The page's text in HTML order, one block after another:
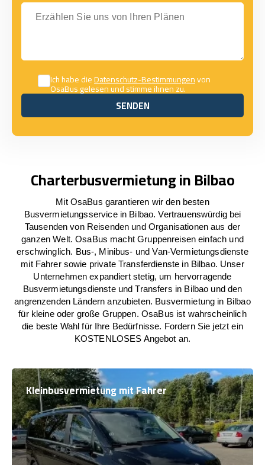
Erzählen Sie uns von Ihren Plänen
Ich habe dieDatenschutz-Bestimmungenvon
OsaBus gelesen und stimme ihnen zu.
SENDEN
SENDEN
Charterbusvermietung in Bilbao
Mit OsaBus garantieren wir den besten
Busvermietungsservice in Bilbao. Vertrauenswürdig bei
Tausenden von Reisenden und Organisationen aus der
ganzen Welt. OsaBus macht Gruppenreisen einfach und
erschwinglich. Bus-, Minibus- und Van-Vermietungsdienste
mit Fahrer sowie private Transferdienste in Bilbao. Unser
Unternehmen expandiert stetig, um hervorragende
Busvermietungsdienste und Transfers in Bilbao und den
angrenzenden Ländern anzubieten. Busvermietung in Bilbao
für kleine oder große Gruppen. OsaBus ist wahrscheinlich
die beste Wahl für Ihre Bedürfnisse. Fordern Sie jetzt ein
KOSTENLOSES Angebot an.
Kleinbusvermietung mit Fahrer